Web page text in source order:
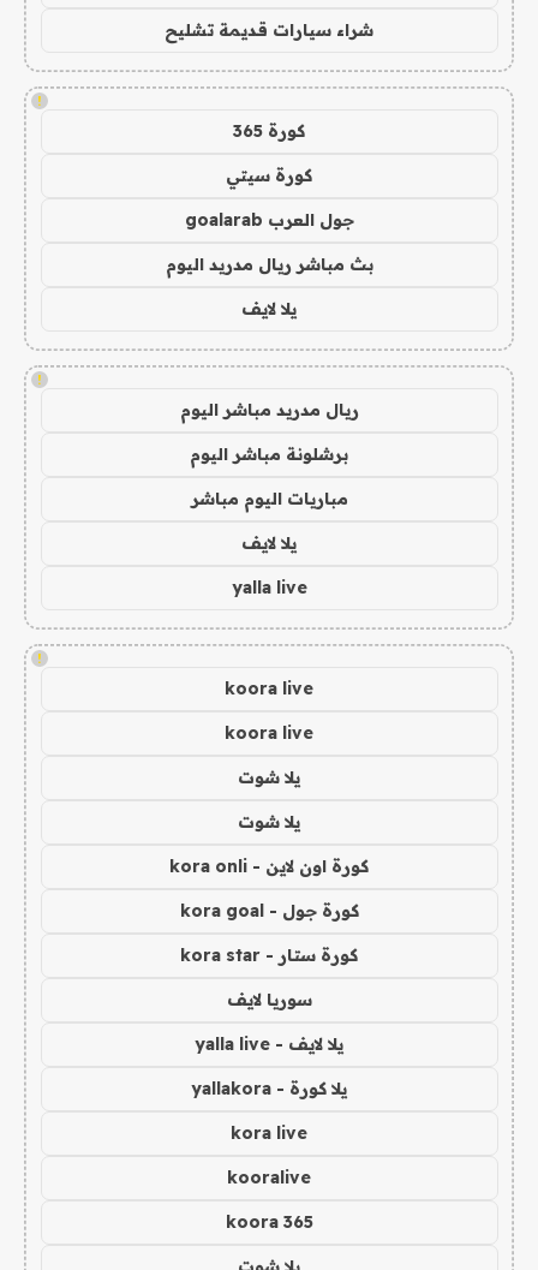
شراء سيارات قديمة تشليح
!
كورة 365
كورة سيتي
جول العرب goalarab
بث مباشر ريال مدريد اليوم
يلا لايف
!
ريال مدريد مباشر اليوم
برشلونة مباشر اليوم
مباريات اليوم مباشر
يلا لايف
yalla live
!
koora live
koora live
يلا شوت
يلا شوت
كورة اون لاين - kora onli
كورة جول - kora goal
كورة ستار - kora star
سوريا لايف
يلا لايف - yalla live
يلا كورة - yallakora
kora live
kooralive
koora 365